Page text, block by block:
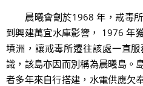
晨曦會劊於1968 年，戒毒所
到興建萬宜水庫影響， 1976 年
墳洲，讓戒毒所遷往該處一直
識，該島亦因而別稱為晨曦島。
者多年來自行搭建，水電供應欠